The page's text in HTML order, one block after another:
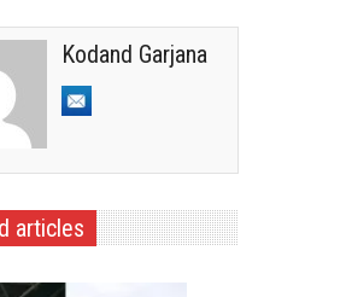
Kodand Garjana
articles